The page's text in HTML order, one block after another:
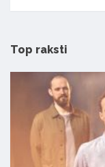
Top raksti